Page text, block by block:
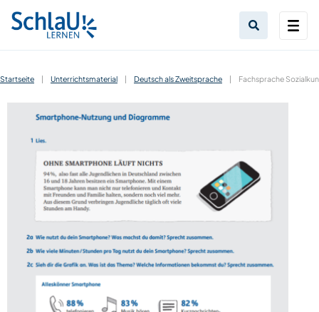
Startseite | Unterrichtsmaterial | Deutsch als Zweitsprache | Fachsprache